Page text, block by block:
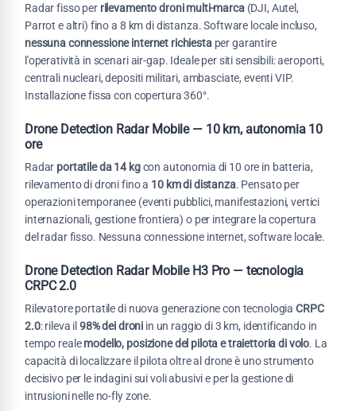
Radar fisso per rilevamento droni multi-marca(DJI, Autel,
Parrot e altri) fino a 8 km di distanza. Software locale incluso,
nessuna connessione internet richiestaper garantire
l'operatività in scenari air-gap. Ideale per siti sensibili: aeroporti,
centrali nucleari, depositi militari, ambasciate, eventi VIP.
Installazione fissa con copertura 360°.
Drone Detection Radar Mobile — 10 km, autonomia 10
ore
Radar portatile da 14 kgcon autonomia di 10 ore in batteria,
rilevamento di droni fino a 10 km di distanza. Pensato per
operazioni temporanee (eventi pubblici, manifestazioni, vertici
internazionali, gestione frontiera) o per integrare la copertura
del radar fisso. Nessuna connessione internet, software locale.
Drone Detection Radar Mobile H3 Pro — tecnologia
CRPC 2.0
Rilevatore portatile di nuova generazione con tecnologiaCRPC
2.0: rileva il 98% dei droni in un raggio di 3 km, identificando in
tempo realemodello, posizione del pilota e traiettoria di volo. La
capacità di localizzare il pilota oltre al drone è uno strumento
decisivo per le indagini sui voli abusivi e per la gestione di
intrusioni nelle no-fly zone.